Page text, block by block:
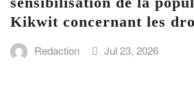
Kikwit concernant les
Redaction Jul 23, 2026